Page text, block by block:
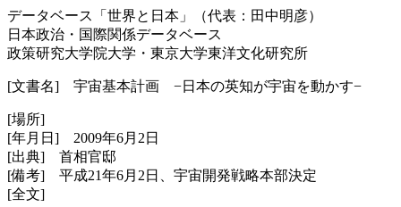
データベース「世界と日本」（代表：田中明彦）
日本政治・国際関係データベース
政策研究大学院大学・東京大学東洋文化研究所
[文書名] 宇宙基本計画 −日本の英知が宇宙を動かす−
[場所]
[年月日] 2009年6月2日
[出典] 首相官邸
[備考] 平成21年6月2日、宇宙開発戦略本部決定
[全文]